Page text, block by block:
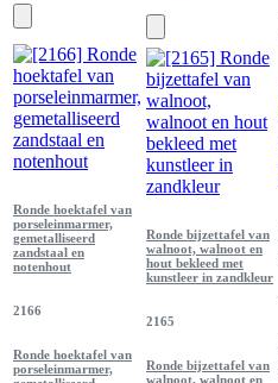
Ronde hoektafel van
porseleinmarmer,
gemetalliseerd
zandstaal en
notenhout
2166
Ronde hoektafel van
porseleinmarmer,
Ronde bijzettafel van
walnoot, walnoot en
hout bekleed met
kunstleer in zandkleur
2165
Ronde bijzettafel van
walnoot, walnoot en